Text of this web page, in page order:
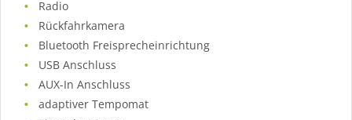
Radio
Rückfahrkamera
Bluetooth Freisprecheinrichtung
USB Anschluss
AUX-In Anschluss
adaptiver Tempomat